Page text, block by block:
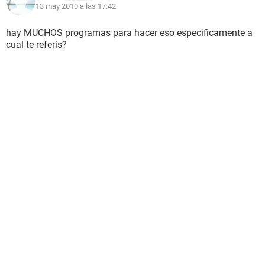
13 may 2010 a las 17:42
hay MUCHOS programas para hacer eso especificamente a
cual te referis?